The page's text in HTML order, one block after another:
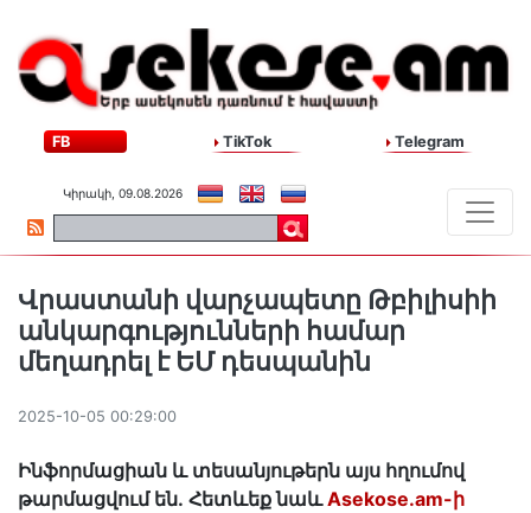
FB TikTok Telegram
Կիրակի, 09.08.2026
Վրաստանի վարչապետը Թբիլիսիի
անկարգությունների համար
մեղադրել է ԵՄ դեսպանին
2025-10-05 00:29:00
Ինֆորմացիան և տեսանյութերն այս հղումով
թարմացվում են․ Հետևեք նաևAsekose.am-ի